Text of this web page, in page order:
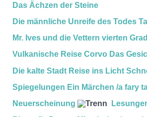
Das Ächzen der Steine
Die männliche Unreife des Todes
Mr. Ives und die Vettern vierten
Vulkanische Reise Corvo Das
Die kalte Stadt Reise ins Licht
Spiegelungen Ein Märchen /a fary
Neuerscheinung